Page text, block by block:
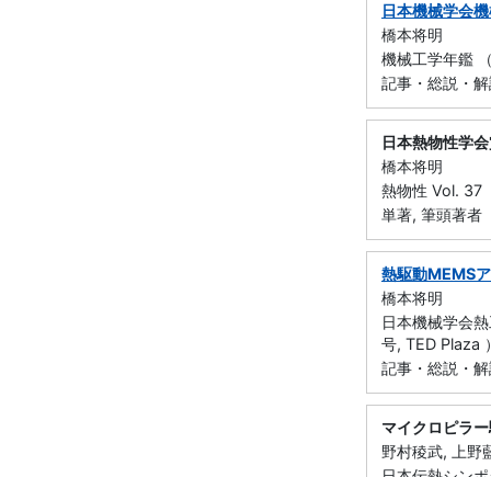
日本機械学会
橋本将明
機械工学年鑑
記事・総説・
日本熱物性学
橋本将明
熱物性 Vol.
単著, 筆頭著者
熱駆動MEMS
橋本将明
日本機械学会
号, TED Plaza
記事・総説・
マイクロピラ
野村稜武, 上野